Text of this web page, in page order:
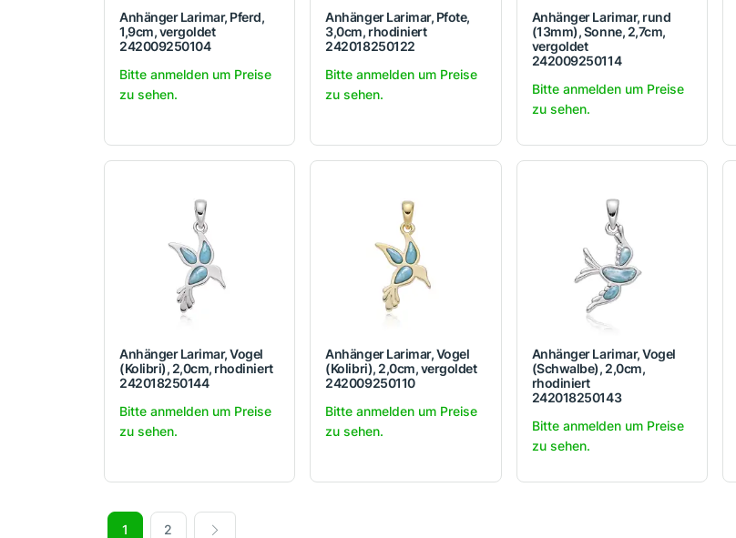
Anhänger Larimar, Pferd,
1,9cm, vergoldet
242009250104
Bitte anmelden um Preise
zu sehen.
Anhänger Larimar, Pfote,
3,0cm, rhodiniert
242018250122
Bitte anmelden um Preise
zu sehen.
Anhänger Larimar, rund
(13mm), Sonne, 2,7cm,
vergoldet
242009250114
Bitte anmelden um Preise
zu sehen.
Anhänger Larimar, Vogel
(Kolibri), 2,0cm, rhodiniert
242018250144
Bitte anmelden um Preise
zu sehen.
Anhänger Larimar, Vogel
(Kolibri), 2,0cm, vergoldet
242009250110
Bitte anmelden um Preise
zu sehen.
Anhänger Larimar, Vogel
(Schwalbe), 2,0cm,
rhodiniert
242018250143
Bitte anmelden um Preise
zu sehen.
1 2